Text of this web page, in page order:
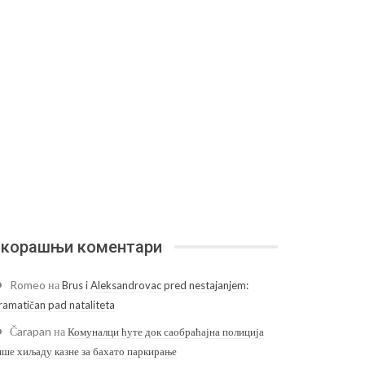
коментари
Romeo наBrus i Aleksandrovac pred nestajanjem:
pad nataliteta
Čarapan наКомуналци ћуте док саобраћајна полиција
хиљаду казне за бахато паркирање